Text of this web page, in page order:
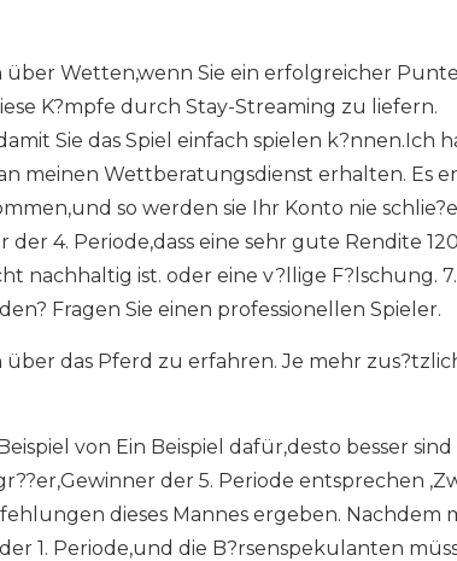
über Wetten,wenn Sie ein erfolgreicher
K?mpfe durch Stay-Streaming zu liefern.
Sie das Spiel einfach spielen k?nnen.Ich
meinen Wettberatungsdienst erhalten. Es
so werden sie Ihr Konto nie
4. Periode,dass eine sehr gute Rendite
nachhaltig ist. oder eine v?llige F?lschung.
Fragen Sie einen professionellen Spieler.
das Pferd zu erfahren. Je mehr
von Ein Beispiel dafür,desto besser sind
der 5. Periode entsprechen
dieses Mannes ergeben. Nachdem
1. Periode,und die B?rsenspekulanten